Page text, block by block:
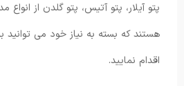
پتو آیلار، پتو آتیس، پتو گلدن از
هستند که بسته به نیاز خود می توانید
اقدام نمایید.